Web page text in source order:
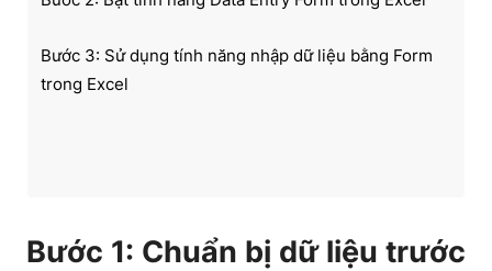
Bước 3: Sử dụng tính năng nhập dữ liệu bằng Form
trong Excel
Bước 1: Chuẩn bị dữ liệu trước